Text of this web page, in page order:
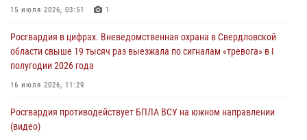
03 августа 2026, 07:43
Росгвардия приняла участие в межведомственном
антитеррористическом учении в Свердловской области
31 июля 2026, 12:27
направлении
31 июля 2026, 06:56
15 июля 2026, 03:51 1
Росгвардия в цифрах. Вневедомственная охрана в Свердловской
области свыше 19 тысяч раз выезжала по сигналам «тревога» в I
полугодии 2026 года
16 июля 2026, 11:29
Росгвардия противодействует БПЛА ВСУ на южном направлении
(видео)